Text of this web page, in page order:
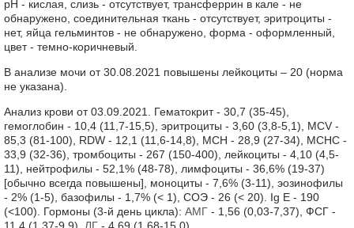
рН - кислая, слизь - отсутствует, трансферрин в кале - не
обнаружено, соединительная ткань - отсутствует, эритроциты -
нет, яйца гельминтов - не обнаружено, форма - оформленный,
цвет - темно-коричневый.
В анализе мочи от 30.08.2021 повышены лейкоциты – 20 (норма
не указана).
Анализ крови от 03.09.2021. Гематокрит - 30,7 (35-45),
гемоглобин - 10,4 (11,7-15,5), эритроциты - 3,60 (3,8-5,1), MCV -
85,3 (81-100), RDW - 12,1 (11,6-14,8), MCH - 28,9 (27-34), МСНС -
33,9 (32-36), тромбоциты - 267 (150-400), лейкоциты - 4,10 (4,5-
11), нейтрофилы - 52,1% (48-78), лимфоциты - 36,6% (19-37)
[обычно всегда повышены], моноциты - 7,6% (3-11), эозинофилы
- 2% (1-5), базофилы - 1,7% (< 1), СОЭ - 26 (< 20). Ig E - 190
(<100). Гормоны (3-й день цикла): АМГ - 1,56 (0,03-7,37), ФСГ -